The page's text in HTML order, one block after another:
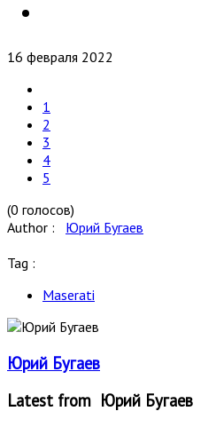
16 февраля 2022
1
2
3
4
5
(0 голосов)
Author : Юрий Бугаев
Tag :
Maserati
Юрий Бугаев
Latest from Юрий Бугаев